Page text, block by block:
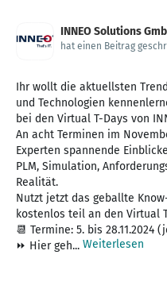
INNEO Solutions
hat einen Beitrag
Ihr wollt die aktuellsten
und Technologien
bei den Virtual T-Days von
An acht Terminen im
Experten spannende
PLM, Simulation,
Realität.
Nutzt jetzt das geballte
kostenlos teil an den Virtual
📆 Termine: 5. bis 28.11.2024
⏩ Hier geh... Weiterlesen